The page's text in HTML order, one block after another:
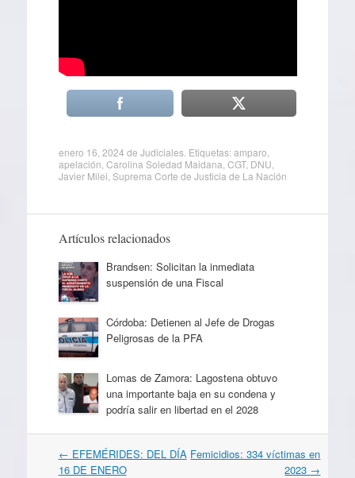
enero 16, 2024 de Judiciales. Etiquetas:amparo
apelación Carolina Soledad Maidana CGT, DNU
Javier Milei Suprema Corte de Justicia de La Nación
Artículos relacionados
Brandsen: Solicitan la inmediata
suspensión de una Fiscal
Córdoba: Detienen al Jefe de Drogas
Peligrosas de la PFA
Lomas de Zamora: Lagostena obtuvo
una importante baja en su condena y
podría salir en libertad en el 2028
Navegación
por
← EFEMÉRIDES: DEL DÍA
16 DE ENERO
Femicidios: 334 víctimas en
2023 →